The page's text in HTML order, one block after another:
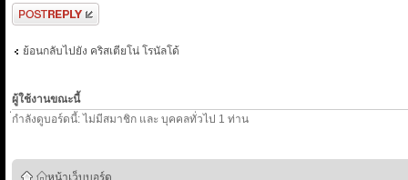
ตอบกระทู้
ย้อนกลับไปยัง คริสเตียโน่ โรนัลโด้
ผู้ใช้งานขณะนี้
่กำลังดูบอร์ดนี้: ไม่มีสมาชิก และ บุคคลทั่วไป 1 ท่าน
หน้าเว็บบอร์ด